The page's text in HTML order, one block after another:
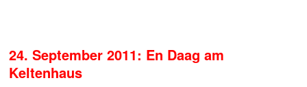
24. September 2011: En Daag am
Keltenhaus